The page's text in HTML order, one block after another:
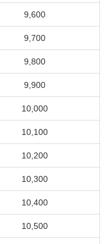
9,600
9,700
9,800
9,900
10,000
10,100
10,200
10,300
10,400
10,500